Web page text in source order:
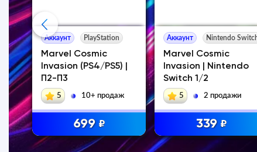
-
Аккаунт PlayStation
Marvel Cosmic
Invasion (PS4/PS5) |
П2-П3
5 10+ продаж
699 ₽
Аккаунт Nintendo
Marvel Cosmic
Invasion | Nintendo
Switch 1/2
5 2 продажи
339 ₽